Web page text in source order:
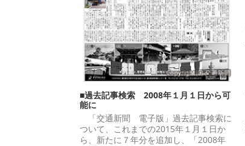
■過去記事検索 2008年１月１日から可
能に
「交通新聞 電子版」過去記事検索に
ついて、これまでの2015年１月１日か
ら、新たに７年分を追加し、「2008年